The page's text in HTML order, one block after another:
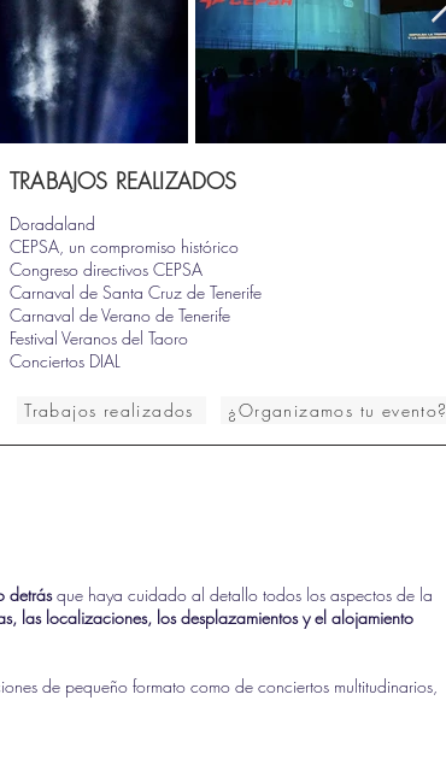
TRABAJOS REALIZADOS
Doradaland
CEPSA, un compromiso histórico
Congreso directivos CEPSA
Carnaval de Santa Cruz de Tenerife
Carnaval de Verano de Tenerife
Festival Veranos del Taoro
Conciertos DIAL
Trabajos realizados ¿Organizamos tu evento?
detrásque haya cuidado al detallo todos los aspectos de la
las localizaciones, los desplazamientos y el alojamiento
de pequeño formato como de conciertos multitudinarios,